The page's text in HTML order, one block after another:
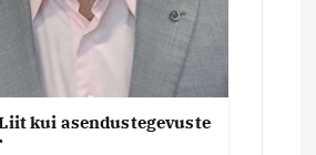
kui asendustegevuste